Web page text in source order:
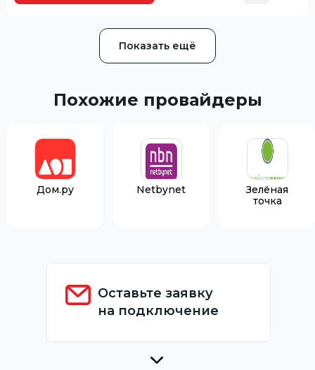
Показать ещё
Похожие провайдеры
Дом.ру Netbynet
Зелёная
точка
Оставьте заявку
на подключение